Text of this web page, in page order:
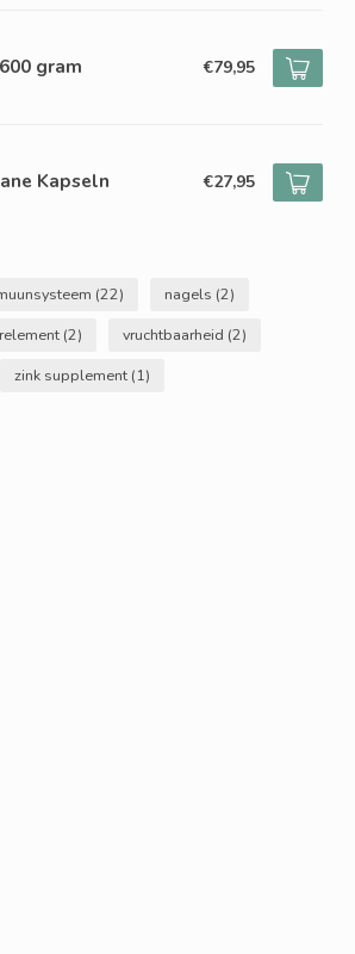
gram €79,95
Kapseln €27,95
(22) nagels (2)
(2) vruchtbaarheid (2)
zink supplement (1)